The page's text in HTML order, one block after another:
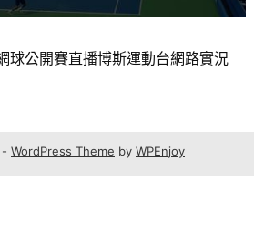
球公開賽直播博斯運動台網路實況
WordPress Theme by WPEnjoy